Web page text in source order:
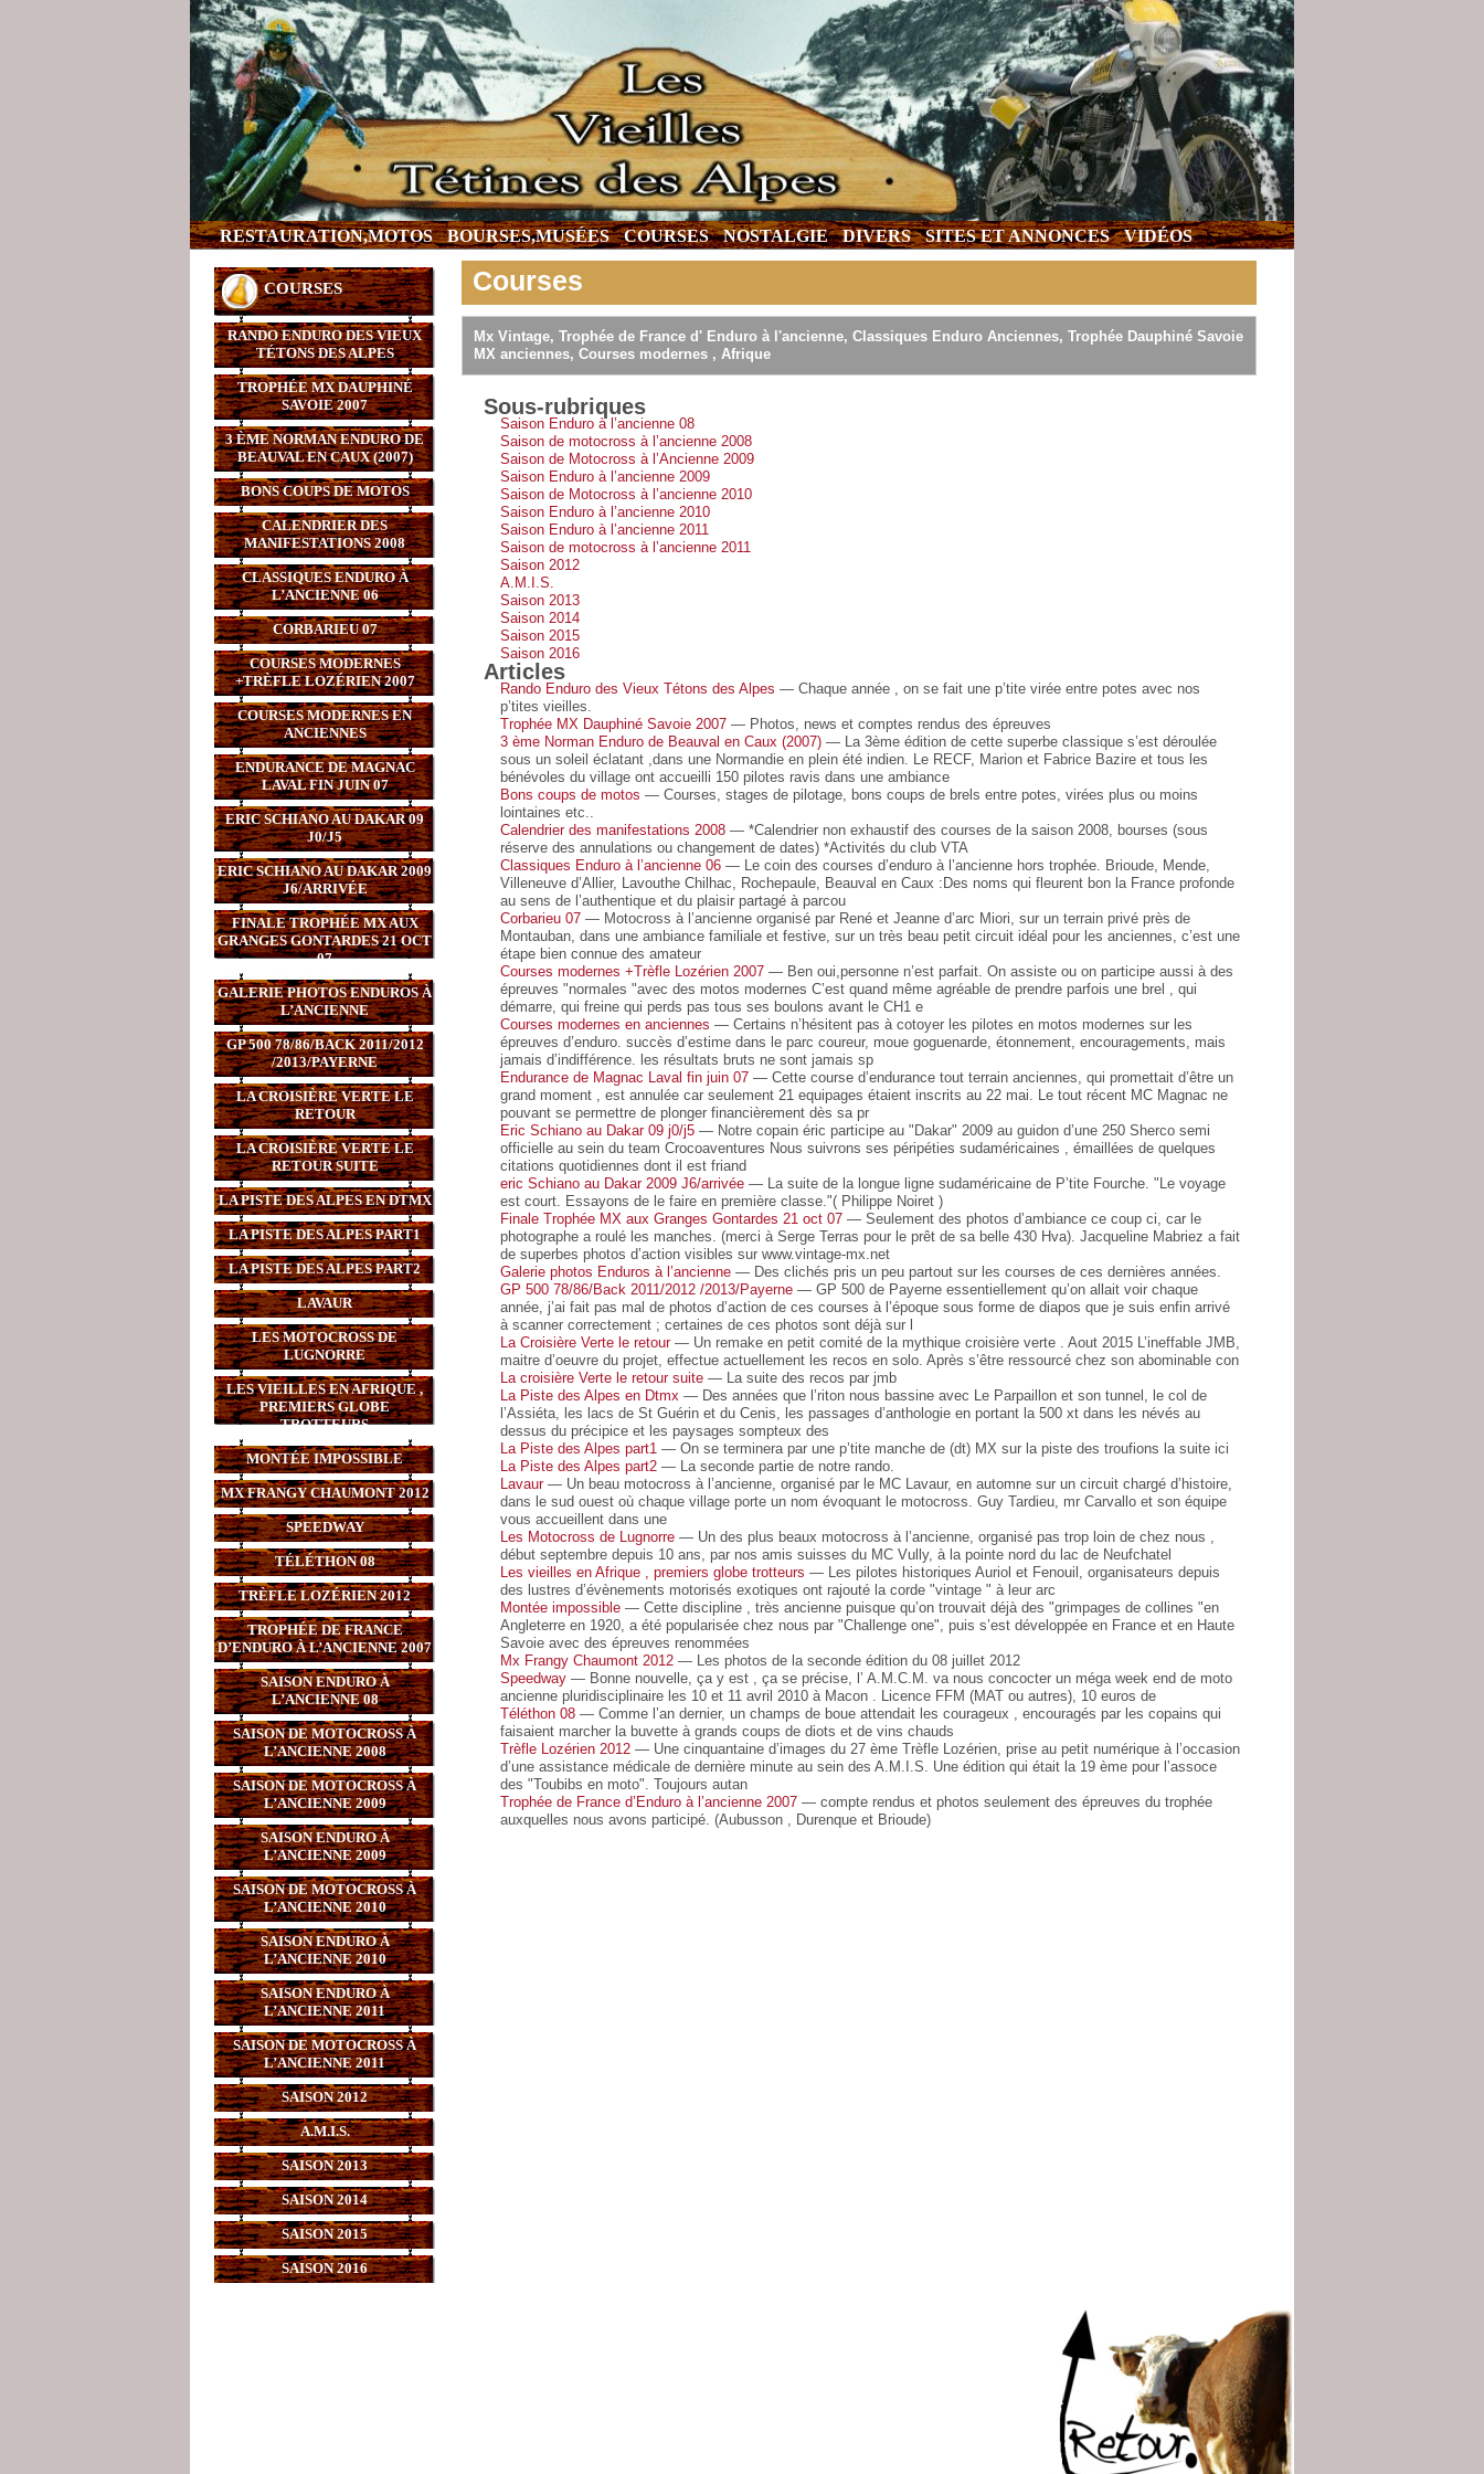
RESTAURATION,MOTOS BOURSES,MUSÉES COURSES NOSTALGIE DIVERS SITES ET ANNONCES VIDÉOS
COURSES
RANDO ENDURO DES VIEUX
TÉTONS DES ALPES
TROPHÉE MX DAUPHINÉ
SAVOIE 2007
3 ÈME NORMAN ENDURO DE
BEAUVAL EN CAUX (2007)
BONS COUPS DE MOTOS
CALENDRIER DES
MANIFESTATIONS 2008
CLASSIQUES ENDURO À
L’ANCIENNE 06
CORBARIEU 07
COURSES MODERNES
+TRÈFLE LOZÉRIEN 2007
COURSES MODERNES EN
ANCIENNES
ENDURANCE DE MAGNAC
LAVAL FIN JUIN 07
ERIC SCHIANO AU DAKAR 09
J0/J5
ERIC SCHIANO AU DAKAR 2009
J6/ARRIVÉE
FINALE TROPHÉE MX AUX
GRANGES GONTARDES 21 OCT
07
GALERIE PHOTOS ENDUROS À
L’ANCIENNE
GP 500 78/86/BACK 2011/2012
/2013/PAYERNE
LA CROISIÈRE VERTE LE
RETOUR
LA CROISIÈRE VERTE LE
RETOUR SUITE
LA PISTE DES ALPES EN DTMX
LA PISTE DES ALPES PART1
LA PISTE DES ALPES PART2
LAVAUR
LES MOTOCROSS DE
LUGNORRE
LES VIEILLES EN AFRIQUE ,
PREMIERS GLOBE
TROTTEURS
MONTÉE IMPOSSIBLE
MX FRANGY CHAUMONT 2012
SPEEDWAY
TÉLÉTHON 08
TRÈFLE LOZÉRIEN 2012
TROPHÉE DE FRANCE
D’ENDURO À L’ANCIENNE 2007
SAISON ENDURO À
L’ANCIENNE 08
SAISON DE MOTOCROSS À
L’ANCIENNE 2008
SAISON DE MOTOCROSS À
L’ANCIENNE 2009
SAISON ENDURO À
L’ANCIENNE 2009
SAISON DE MOTOCROSS À
L’ANCIENNE 2010
SAISON ENDURO À
L’ANCIENNE 2010
SAISON ENDURO À
L’ANCIENNE 2011
SAISON DE MOTOCROSS À
L’ANCIENNE 2011
SAISON 2012
A.M.I.S.
SAISON 2013
SAISON 2014
SAISON 2015
SAISON 2016
Courses
Mx Vintage, Trophée de France d' Enduro à l'ancienne, Classiques Enduro Anciennes, Trophée Dauphiné Savoie
MX anciennes, Courses modernes , Afrique
Sous-rubriques
Saison Enduro à l’ancienne 08
Saison de motocross à l’ancienne 2008
Saison de Motocross à l’Ancienne 2009
Saison Enduro à l’ancienne 2009
Saison de Motocross à l’ancienne 2010
Saison Enduro à l’ancienne 2010
Saison Enduro à l’ancienne 2011
Saison de motocross à l’ancienne 2011
Saison 2012
A.M.I.S.
Saison 2013
Saison 2014
Saison 2015
Saison 2016
Articles
Rando Enduro des Vieux Tétons des Alpes — Chaque année , on se fait une p’tite virée entre potes avec nos
p’tites vieilles.
Trophée MX Dauphiné Savoie 2007 — Photos, news et comptes rendus des épreuves
3 ème Norman Enduro de Beauval en Caux (2007) — La 3ème édition de cette superbe classique s’est déroulée
sous un soleil éclatant ,dans une Normandie en plein été indien. Le RECF, Marion et Fabrice Bazire et tous les
bénévoles du village ont accueilli 150 pilotes ravis dans une ambiance
Bons coups de motos — Courses, stages de pilotage, bons coups de brels entre potes, virées plus ou moins
lointaines etc..
Calendrier des manifestations 2008 — *Calendrier non exhaustif des courses de la saison 2008, bourses (sous
réserve des annulations ou changement de dates) *Activités du club VTA
Classiques Enduro à l’ancienne 06 — Le coin des courses d’enduro à l’ancienne hors trophée. Brioude, Mende,
Villeneuve d’Allier, Lavouthe Chilhac, Rochepaule, Beauval en Caux :Des noms qui fleurent bon la France profonde
au sens de l’authentique et du plaisir partagé à parcou
Corbarieu 07 — Motocross à l’ancienne organisé par René et Jeanne d’arc Miori, sur un terrain privé près de
Montauban, dans une ambiance familiale et festive, sur un très beau petit circuit idéal pour les anciennes, c’est une
étape bien connue des amateur
Courses modernes +Trèfle Lozérien 2007 — Ben oui,personne n’est parfait. On assiste ou on participe aussi à des
épreuves "normales "avec des motos modernes C’est quand même agréable de prendre parfois une brel , qui
démarre, qui freine qui perds pas tous ses boulons avant le CH1 e
Courses modernes en anciennes — Certains n’hésitent pas à cotoyer les pilotes en motos modernes sur les
épreuves d’enduro. succès d’estime dans le parc coureur, moue goguenarde, étonnement, encouragements, mais
jamais d’indifférence. les résultats bruts ne sont jamais sp
Endurance de Magnac Laval fin juin 07 — Cette course d’endurance tout terrain anciennes, qui promettait d’être un
grand moment , est annulée car seulement 21 equipages étaient inscrits au 22 mai. Le tout récent MC Magnac ne
pouvant se permettre de plonger financièrement dès sa pr
Eric Schiano au Dakar 09 j0/j5 — Notre copain éric participe au "Dakar" 2009 au guidon d’une 250 Sherco semi
officielle au sein du team Crocoaventures Nous suivrons ses péripéties sudaméricaines , émaillées de quelques
citations quotidiennes dont il est friand
eric Schiano au Dakar 2009 J6/arrivée — La suite de la longue ligne sudaméricaine de P’tite Fourche. "Le voyage
est court. Essayons de le faire en première classe."( Philippe Noiret )
Finale Trophée MX aux Granges Gontardes 21 oct 07 — Seulement des photos d’ambiance ce coup ci, car le
photographe a roulé les manches. (merci à Serge Terras pour le prêt de sa belle 430 Hva). Jacqueline Mabriez a fait
de superbes photos d’action visibles sur www.vintage-mx.net
Galerie photos Enduros à l’ancienne — Des clichés pris un peu partout sur les courses de ces dernières années.
GP 500 78/86/Back 2011/2012 /2013/Payerne — GP 500 de Payerne essentiellement qu’on allait voir chaque
année, j’ai fait pas mal de photos d’action de ces courses à l’époque sous forme de diapos que je suis enfin arrivé
à scanner correctement ; certaines de ces photos sont déjà sur l
La Croisière Verte le retour— Un remake en petit comité de la mythique croisière verte . Aout 2015 L’ineffable JMB,
maitre d’oeuvre du projet, effectue actuellement les recos en solo. Après s’être ressourcé chez son abominable con
La croisière Verte le retour suite — La suite des recos par jmb
La Piste des Alpes en Dtmx — Des années que l’riton nous bassine avec Le Parpaillon et son tunnel, le col de
l’Assiéta, les lacs de St Guérin et du Cenis, les passages d’anthologie en portant la 500 xt dans les névés au
dessus du précipice et les paysages sompteux des
La Piste des Alpes part1 — On se terminera par une p’tite manche de (dt) MX sur la piste des troufions la suite ici
La Piste des Alpes part2 — La seconde partie de notre rando.
Lavaur— Un beau motocross à l’ancienne, organisé par le MC Lavaur, en automne sur un circuit chargé d’histoire,
dans le sud ouest où chaque village porte un nom évoquant le motocross. Guy Tardieu, mr Carvallo et son équipe
vous accueillent dans une
Les Motocross de Lugnorre — Un des plus beaux motocross à l’ancienne, organisé pas trop loin de chez nous ,
début septembre depuis 10 ans, par nos amis suisses du MC Vully, à la pointe nord du lac de Neufchatel
Les vieilles en Afrique , premiers globe trotteurs — Les pilotes historiques Auriol et Fenouil, organisateurs depuis
des lustres d’évènements motorisés exotiques ont rajouté la corde "vintage " à leur arc
Montée impossible — Cette discipline , très ancienne puisque qu’on trouvait déjà des "grimpages de collines "en
Angleterre en 1920, a été popularisée chez nous par "Challenge one", puis s’est développée en France et en Haute
Savoie avec des épreuves renommées
Mx Frangy Chaumont 2012 — Les photos de la seconde édition du 08 juillet 2012
Speedway — Bonne nouvelle, ça y est , ça se précise, l’ A.M.C.M. va nous concocter un méga week end de moto
ancienne pluridisciplinaire les 10 et 11 avril 2010 à Macon . Licence FFM (MAT ou autres), 10 euros de
Téléthon 08 — Comme l’an dernier, un champs de boue attendait les courageux , encouragés par les copains qui
faisaient marcher la buvette à grands coups de diots et de vins chauds
Trèfle Lozérien 2012 — Une cinquantaine d’images du 27 ème Trèfle Lozérien, prise au petit numérique à l’occasion
d’une assistance médicale de dernière minute au sein des A.M.I.S. Une édition qui était la 19 ème pour l’assoce
des "Toubibs en moto". Toujours autan
Trophée de France d’Enduro à l’ancienne 2007 — compte rendus et photos seulement des épreuves du trophée
auxquelles nous avons participé. (Aubusson , Durenque et Brioude)